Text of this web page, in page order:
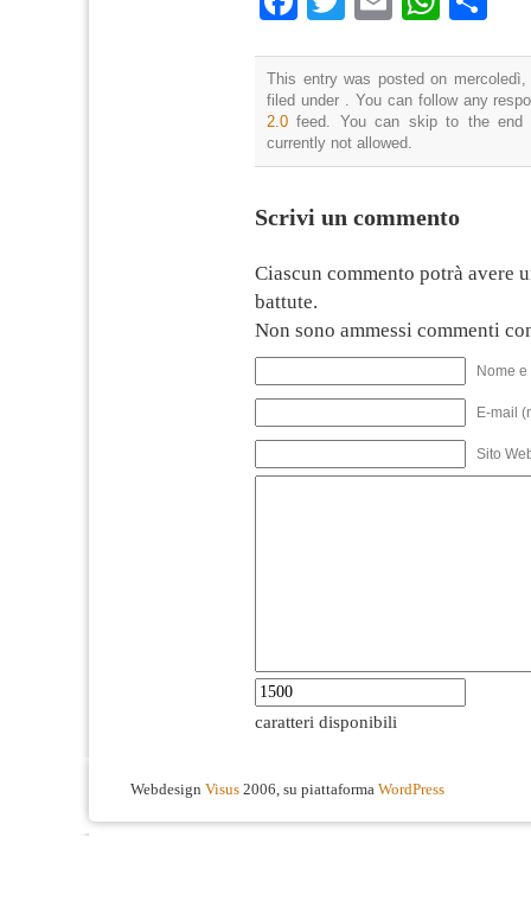
This entry was posted on
filed under . You can follow any
2.0 feed. You can skip to the end
currently not allowed.
Scrivi un commento
Ciascun commento potrà avere
battute.
Non sono ammessi commenti
Nome
E-mail
Sito
caratteri disponibili
Webdesign Visus 2006, su piattaforma WordPress